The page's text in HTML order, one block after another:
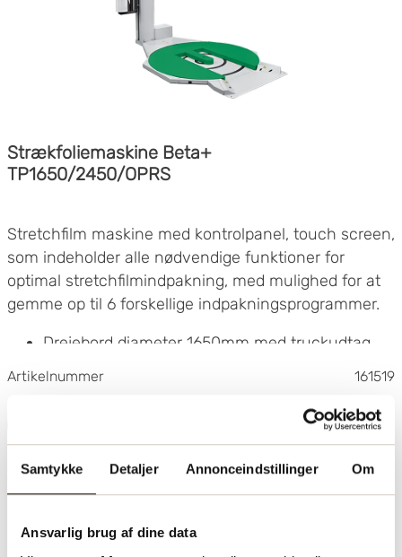
Samtykke Detaljer Annonceindstillinger Om
Ansvarlig brug af dine data
Geomagnetisk kompas
Mulighed for at forprogrammere 6 + 1
Min. pallestørrelse: 400x600 mm
Strækfoliemaskine Beta+
TP1650/2450/OPRS
Stretchfilm maskine med kontrolpanel, touch screen,
som indeholder alle nødvendige funktioner for
optimal stretchfilmindpakning, med mulighed for at
gemme op til 6 forskellige indpakningsprogrammer.
Drejebord diameter 1650mm med truckudtag
Maks last 1200kg
Blød opstart og blød stop for drejebordet
Variabel hastighed drejebord 5-12 rpm
Maksimal indpakningshøjde: 2450 mm (2500
mm)
Filmvogn med motorforstræk PRS - 250%
Mulighed for at justere hvor stramt filmen
Artikelnummer 161519